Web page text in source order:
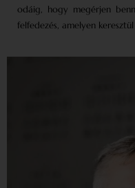
odáig, hogy megérjen
felfedezés, amelyen